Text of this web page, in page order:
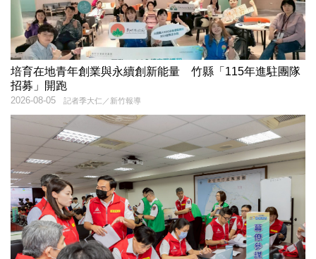
培育在地青年創業與永續創新能量 竹縣「115年進駐團隊
招募」開跑
記者季大仁／新竹報導
2026-08-05